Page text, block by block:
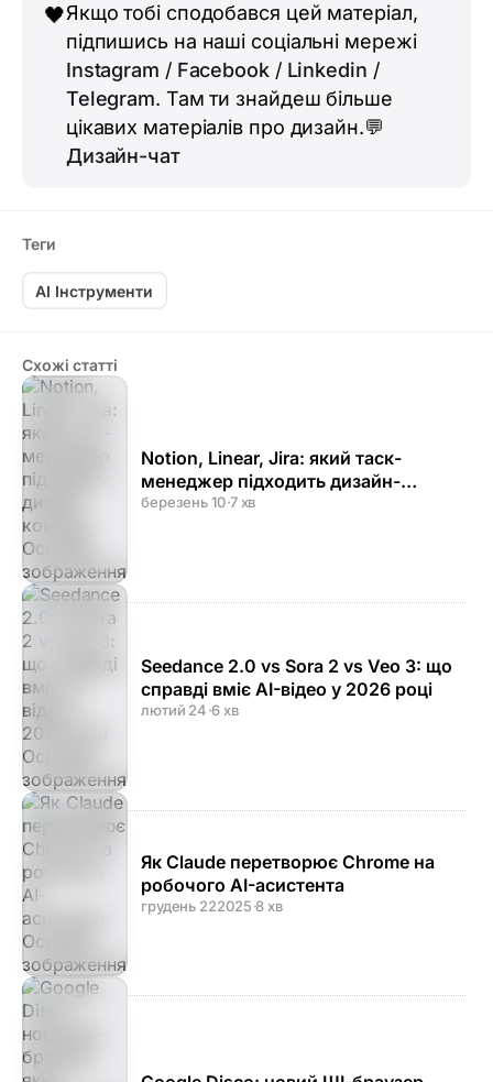
🖤Якщо тобі сподобався цей матеріал,
підпишись на наші соціальні мережі
Instagram / Facebook/ Linkedin /
Telegram. Там ти знайдеш більше
цікавих матеріалів про дизайн.💬
Дизайн-чат
Теги
AI Інструменти
Схожі статті
Notion, Linear, Jira: який таск-
менеджер підходить дизайн-
команді
березень 10·7 хв
Seedance 2.0 vs Sora 2 vs Veo 3: що
справді вміє AI-відео у 2026 році
лютий 24·6 хв
Як Claude перетворює Chrome на
робочого AI-асистента
грудень 222025·8 хв